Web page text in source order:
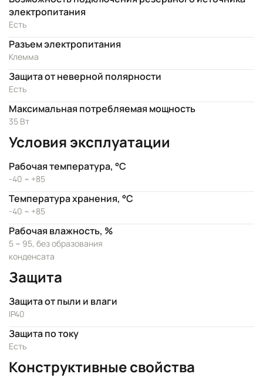
электропитания
Есть
Разъем электропитания
Клемма
Защита от неверной полярности
Есть
Максимальная потребляемая мощность
35 Вт
Условия эксплуатации
Рабочая температура, °C
-40 ~ +85
Температура хранения, °C
-40 ~ +85
Рабочая влажность, %
5 ~ 95, без образования
конденсата
Защита
Защита от пыли и влаги
IP40
Защита по току
Есть
Конструктивные свойства